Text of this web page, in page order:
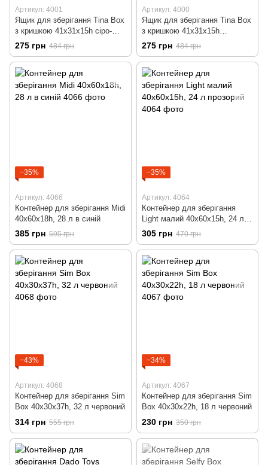
Артикул: 4001
Ящик для зберігання Tina Box
з кришкою 41x31x15h сіро-
бежевий
275 грн 484 грн
Артикул: 4000
Ящик для зберігання Tina Box
з кришкою 41x31x15h
молочний
275 грн 484 грн
−35%
Артикул: 4066
Контейнер для зберігання Midi
40x60x18h, 28 л в синій
385 грн 595 грн
−35%
Артикул: 4064
Контейнер для зберігання
Light малий 40x60x15h, 24 л
прозорий
305 грн 470 грн
−43%
Артикул: 4068
Контейнер для зберігання Sim
Box 40x30x37h, 32 л червоний
314 грн 555 грн
−34%
Артикул: 4067
Контейнер для зберігання Sim
Box 40x30x22h, 18 л червоний
230 грн 350 грн